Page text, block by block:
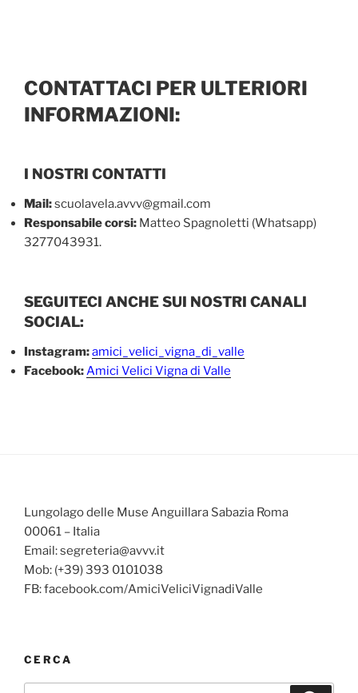
CONTATTACI PER ULTERIORI
INFORMAZIONI:
I NOSTRI CONTATTI
Mail:scuolavela.avvv@gmail.com
Responsabile corsi: Matteo Spagnoletti (Whatsapp)
3277043931.
SEGUITECI ANCHE SUI NOSTRI CANALI
SOCIAL:
Instagram:amici_velici_vigna_di_valle
Facebook:Amici Velici Vigna di Valle
Lungolago delle Muse Anguillara Sabazia Roma
00061 – Italia
Email: segreteria@avvv.it
Mob: (+39) 393 0101038
FB: facebook.com/AmiciVeliciVignadiValle
CERCA